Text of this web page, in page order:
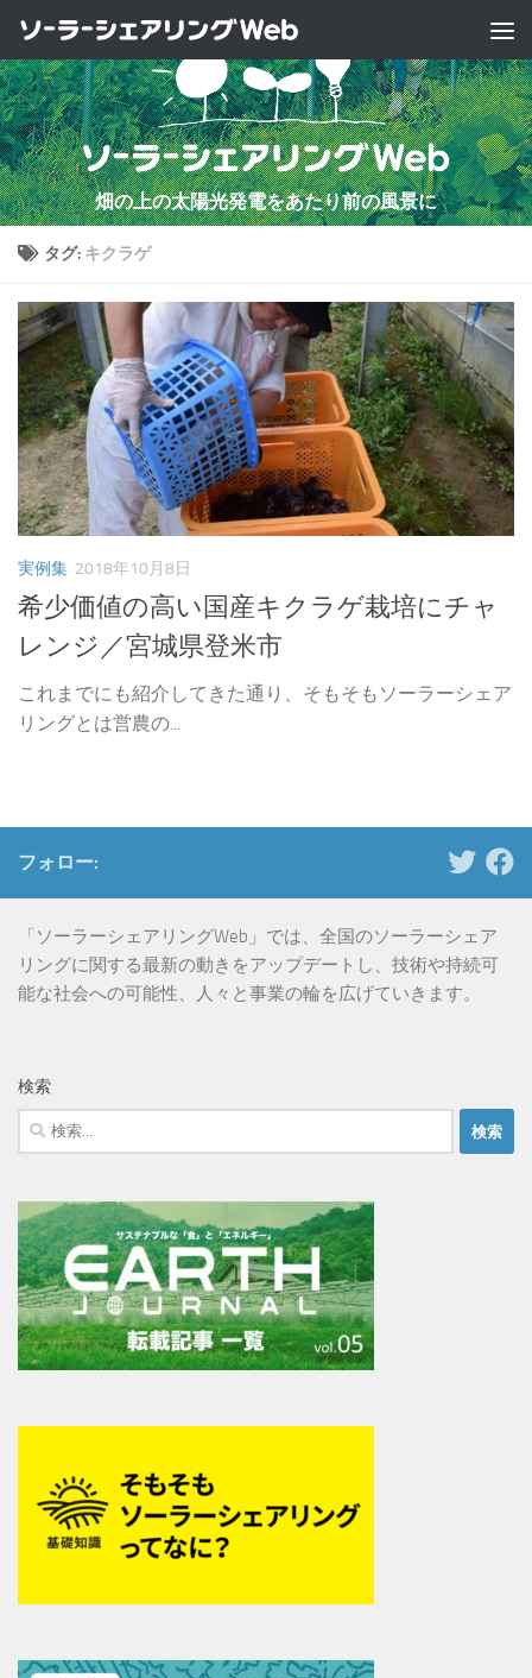
コンテンツへスキップ
畑の上の太陽光発電をあたり前の風景に
タグ: キクラゲ
実例集 2018年10月8日
希少価値の高い国産キクラゲ栽培にチャ
レンジ／宮城県登米市
これまでにも紹介してきた通り、そもそもソーラーシェア
リングとは営農の...
フォロー:
「ソーラーシェアリングWeb」では、全国のソーラーシェア
リングに関する最新の動きをアップデートし、技術や持続可
能な社会への可能性、人々と事業の輪を広げていきます。
検索
検
索: